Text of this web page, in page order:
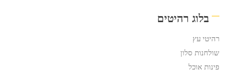
בלוג רהיטים
רהיטי עץ
שולחנות סלון
פינות אוכל